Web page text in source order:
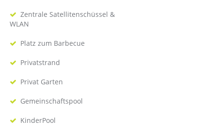
Zentrale Satellitenschüssel &
WLAN
Platz zum Barbecue
Privatstrand
Privat Garten
Gemeinschaftspool
KinderPool